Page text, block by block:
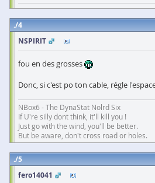
4
NSPIRIT
fou en des grosses
Donc, si c'est po ton cable, régle
NBox6 - The DynaStat Nolrd Six
If U're silly dont think, it'll kill you !
Just go with the wind, you'll be better.
But be aware, don't cross road or holes.
5
fero14041